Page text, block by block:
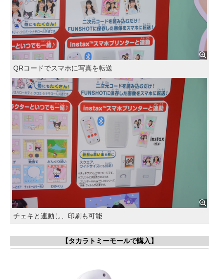
QRコードでスマホに写真を転送
チェキと連動し、印刷も可能
【タカラトミーモールで購入】